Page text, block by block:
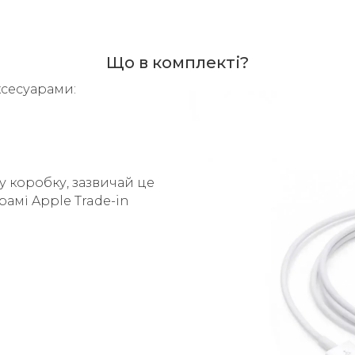
Що в комплекті?
коробку, зазвичай це
Apple Trade-in